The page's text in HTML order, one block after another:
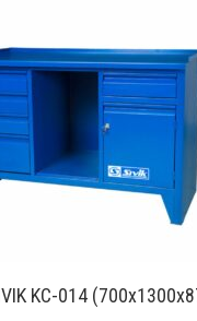
KC-014